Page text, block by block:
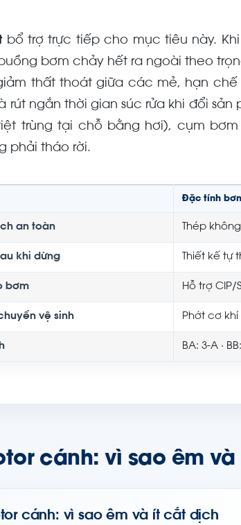
bổ trợ trực tiếp cho mục tiêu này.
bơm chảy hết ra ngoài theo
thất thoát giữa các mẻ, hạn chế
rút ngắn thời gian súc rửa khi đổi sản
trùng tại chỗ bằng hơi), cụm
phải tháo rời.
Đặc tính
an toàn Thép không
khi dừng Thiết kế tự
bơm Hỗ trợ CIP/
vệ sinh Phớt cơ khí
BA: 3-A ·
cánh: vì sao êm
cánh: vì sao êm và ít cắt dịch